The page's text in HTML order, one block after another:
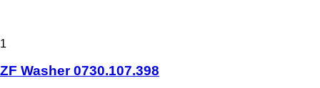
1
ZF Washer 0730.107.398